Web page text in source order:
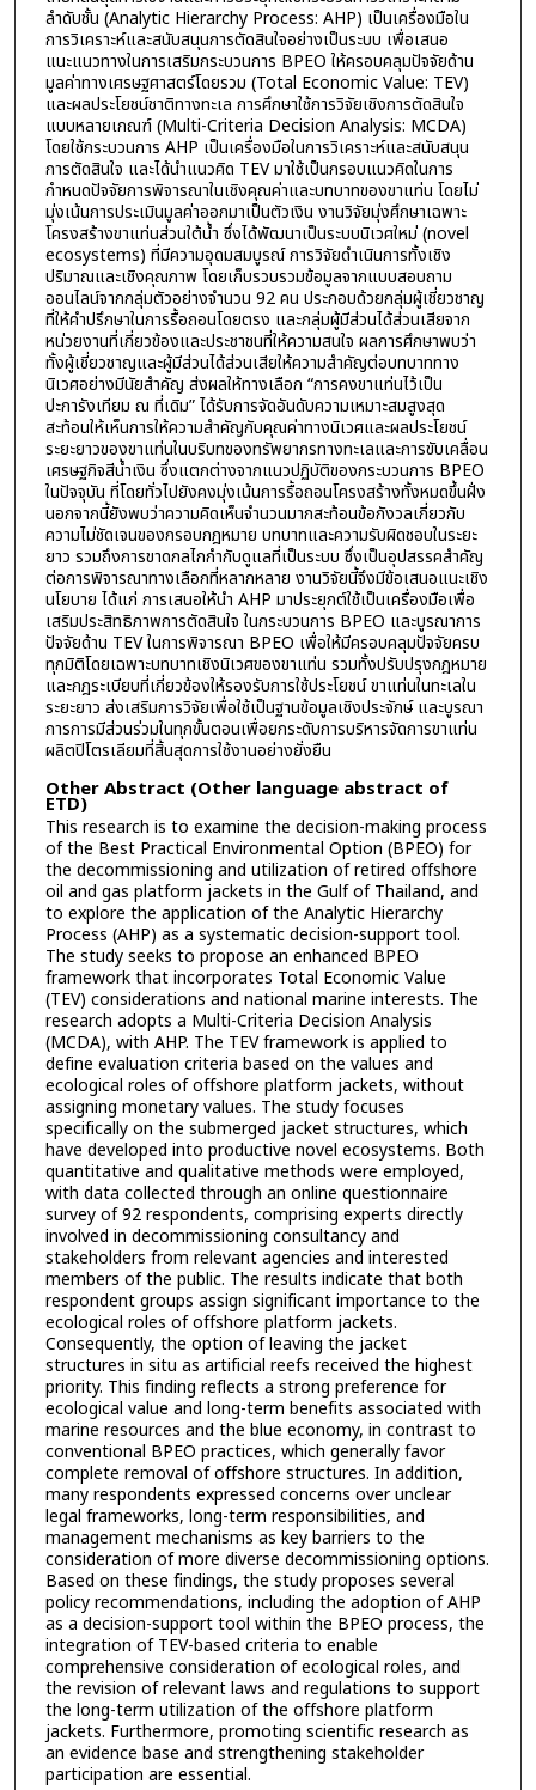
ลำดับชั้น (Analytic Hierarchy Process: AHP) เป็นเครื่องมือใน
การวิเคราะห์และสนับสนุนการตัดสินใจอย่างเป็นระบบ เพื่อเสนอ
แนะแนวทางในการเสริมกระบวนการ BPEO ให้ครอบคลุมปัจจัยด้าน
มูลค่าทางเศรษฐศาสตร์โดยรวม (Total Economic Value: TEV)
และผลประโยชน์ชาติทางทะเล การศึกษาใช้การวิจัยเชิงการตัดสินใจ
แบบหลายเกณฑ์ (Multi-Criteria Decision Analysis: MCDA)
โดยใช้กระบวนการ AHP เป็นเครื่องมือในการวิเคราะห์และสนับสนุน
การตัดสินใจ และได้นำแนวคิด TEV มาใช้เป็นกรอบแนวคิดในการ
กำหนดปัจจัยการพิจารณาในเชิงคุณค่าและบทบาทของขาแท่น โดยไม่
มุ่งเน้นการประเมินมูลค่าออกมาเป็นตัวเงิน งานวิจัยมุ่งศึกษาเฉพาะ
โครงสร้างขาแท่นส่วนใต้น้ำ ซึ่งได้พัฒนาเป็นระบบนิเวศใหม่ (novel
ecosystems) ที่มีความอุดมสมบูรณ์ การวิจัยดำเนินการทั้งเชิง
ปริมาณและเชิงคุณภาพ โดยเก็บรวบรวมข้อมูลจากแบบสอบถาม
ออนไลน์จากกลุ่มตัวอย่างจำนวน 92 คน ประกอบด้วยกลุ่มผู้เชี่ยวชาญ
ที่ให้คำปรึกษาในการรื้อถอนโดยตรง และกลุ่มผู้มีส่วนได้ส่วนเสียจาก
หน่วยงานที่เกี่ยวข้องและประชาชนที่ให้ความสนใจ ผลการศึกษาพบว่า
ทั้งผู้เชี่ยวชาญและผู้มีส่วนได้ส่วนเสียให้ความสำคัญต่อบทบาททาง
นิเวศอย่างมีนัยสำคัญ ส่งผลให้ทางเลือก “การคงขาแท่นไว้เป็น
ปะการังเทียม ณ ที่เดิม” ได้รับการจัดอันดับความเหมาะสมสูงสุด
สะท้อนให้เห็นการให้ความสำคัญกับคุณค่าทางนิเวศและผลประโยชน์
ระยะยาวของขาแท่นในบริบทของทรัพยากรทางทะเลและการขับเคลื่อน
เศรษฐกิจสีน้ำเงิน ซึ่งแตกต่างจากแนวปฏิบัติของกระบวนการ BPEO
ในปัจจุบัน ที่โดยทั่วไปยังคงมุ่งเน้นการรื้อถอนโครงสร้างทั้งหมดขึ้นฝั่ง
นอกจากนี้ยังพบว่าความคิดเห็นจำนวนมากสะท้อนข้อกังวลเกี่ยวกับ
ความไม่ชัดเจนของกรอบกฎหมาย บทบาทและความรับผิดชอบในระยะ
ยาว รวมถึงการขาดกลไกกำกับดูแลที่เป็นระบบ ซึ่งเป็นอุปสรรคสำคัญ
ต่อการพิจารณาทางเลือกที่หลากหลาย งานวิจัยนี้จึงมีข้อเสนอแนะเชิง
นโยบาย ได้แก่ การเสนอให้นำ AHP มาประยุกต์ใช้เป็นเครื่องมือเพื่อ
เสริมประสิทธิภาพการตัดสินใจ ในกระบวนการ BPEO และบูรณาการ
ปัจจัยด้าน TEV ในการพิจารณา BPEO เพื่อให้มีครอบคลุมปัจจัยครบ
ทุกมิติโดยเฉพาะบทบาทเชิงนิเวศของขาแท่น รวมทั้งปรับปรุงกฎหมาย
และกฎระเบียบที่เกี่ยวข้องให้รองรับการใช้ประโยชน์ ขาแท่นในทะเลใน
ระยะยาว ส่งเสริมการวิจัยเพื่อใช้เป็นฐานข้อมูลเชิงประจักษ์ และบูรณา
การการมีส่วนร่วมในทุกขั้นตอนเพื่อยกระดับการบริหารจัดการขาแท่น
ผลิตปิโตรเลียมที่สิ้นสุดการใช้งานอย่างยั่งยืน
Other Abstract (Other language abstract of
ETD)
This research is to examine the decision-making process
of the Best Practical Environmental Option (BPEO) for
the decommissioning and utilization of retired offshore
oil and gas platform jackets in the Gulf of Thailand, and
to explore the application of the Analytic Hierarchy
Process (AHP) as a systematic decision-support tool.
The study seeks to propose an enhanced BPEO
framework that incorporates Total Economic Value
(TEV) considerations and national marine interests. The
research adopts a Multi-Criteria Decision Analysis
(MCDA), with AHP. The TEV framework is applied to
define evaluation criteria based on the values and
ecological roles of offshore platform jackets, without
assigning monetary values. The study focuses
specifically on the submerged jacket structures, which
have developed into productive novel ecosystems. Both
quantitative and qualitative methods were employed,
with data collected through an online questionnaire
survey of 92 respondents, comprising experts directly
involved in decommissioning consultancy and
stakeholders from relevant agencies and interested
members of the public. The results indicate that both
respondent groups assign significant importance to the
ecological roles of offshore platform jackets.
Consequently, the option of leaving the jacket
structures in situ as artificial reefs received the highest
priority. This finding reflects a strong preference for
ecological value and long-term benefits associated with
marine resources and the blue economy, in contrast to
conventional BPEO practices, which generally favor
complete removal of offshore structures. In addition,
many respondents expressed concerns over unclear
legal frameworks, long-term responsibilities, and
management mechanisms as key barriers to the
consideration of more diverse decommissioning options.
Based on these findings, the study proposes several
policy recommendations, including the adoption of AHP
as a decision-support tool within the BPEO process, the
integration of TEV-based criteria to enable
comprehensive consideration of ecological roles, and
the revision of relevant laws and regulations to support
the long-term utilization of the offshore platform
jackets. Furthermore, promoting scientific research as
an evidence base and strengthening stakeholder
participation are essential.